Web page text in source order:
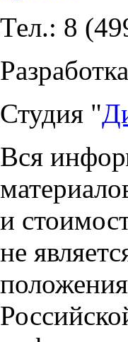
Тел.: 8
Студия "
Вся
и
не